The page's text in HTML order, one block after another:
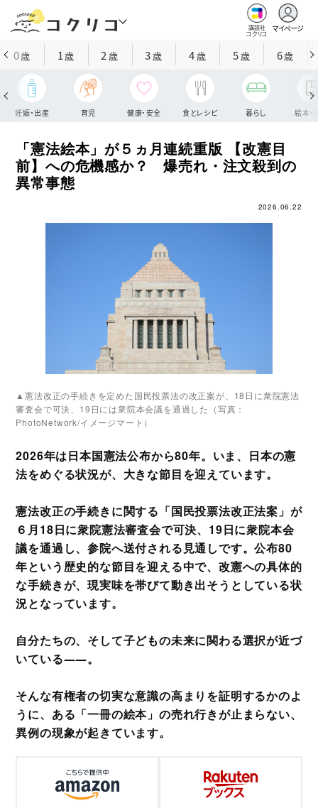
講談社
コクリコ
マイページ
0歳 1歳 2 歳 3歳 4歳 5歳 6歳
妊娠・出産 育児 健康・安全 食とレシピ 暮らし 絵本・
「憲法絵本」が５ヵ月連続重版 【改憲目
前】への危機感か？ 爆売れ・注文殺到の
異常事態
2026.06.22
▲憲法改正の手続きを定めた国民投票法の改正案が、18日に衆院憲法
審査会で可決、19日には衆院本会議を通過した（写真：
PhotoNetwork/イメージマート）
2026年は日本国憲法公布から80年。いま、日本の憲
法をめぐる状況が、大きな節目を迎えています。
憲法改正の手続きに関する「国民投票法改正法案」が
６月18日に衆院憲法審査会で可決、19日に衆院本会
議を通過し、参院へ送付される見通しです。公布80
年という歴史的な節目を迎える中で、改憲への具体的
な手続きが、現実味を帯びて動き出そうとしている状
況となっています。
自分たちの、そして子どもの未来に関わる選択が近づ
いている――。
そんな有権者の切実な意識の高まりを証明するかのよ
うに、ある「一冊の絵本」の売れ行きが止まらない、
異例の現象が起きています。